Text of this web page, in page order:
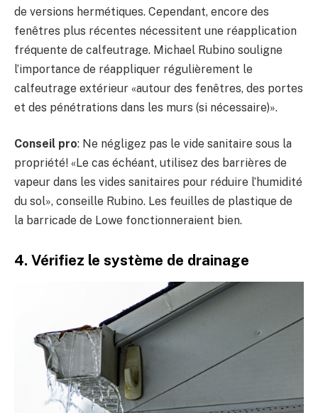
de versions hermétiques. Cependant, encore des
fenêtres plus récentes nécessitent une réapplication
fréquente de calfeutrage. Michael Rubino souligne
l’importance de réappliquer régulièrement le
calfeutrage extérieur «autour des fenêtres, des portes
et des pénétrations dans les murs (si nécessaire)».
Conseil pro: Ne négligez pas le vide sanitaire sous la
propriété! «Le cas échéant, utilisez des barrières de
vapeur dans les vides sanitaires pour réduire l’humidité
du sol», conseille Rubino. Les feuilles de plastique de
la barricade de Lowe fonctionneraient bien.
4. Vérifiez le système de drainage